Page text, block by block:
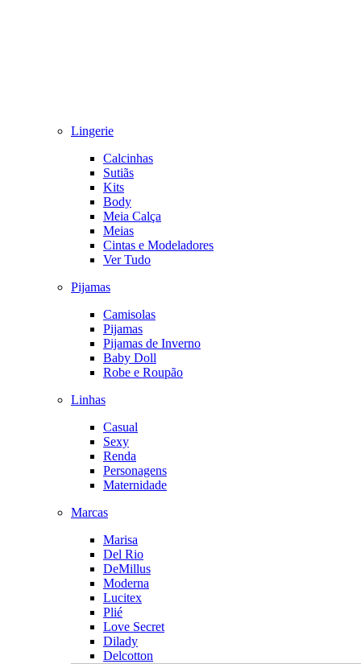
Lingerie
Calcinhas
Sutiãs
Kits
Body
Meia Calça
Meias
Cintas e Modeladores
Ver Tudo
Pijamas
Camisolas
Pijamas
Pijamas de Inverno
Baby Doll
Robe e Roupão
Linhas
Casual
Sexy
Renda
Personagens
Maternidade
Marcas
Marisa
Del Rio
DeMillus
Moderna
Lucitex
Plié
Love Secret
Dilady
Delcotton